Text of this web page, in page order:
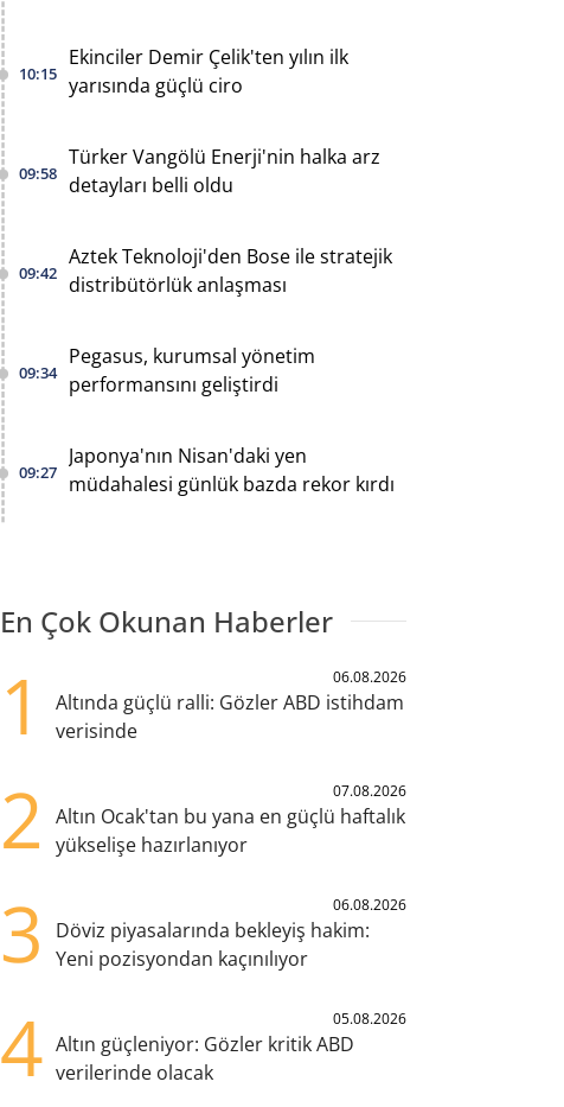
10:15
Ekinciler Demir Çelik'ten yılın ilk
yarısında güçlü ciro
09:58
Türker Vangölü Enerji'nin halka arz
detayları belli oldu
09:42
Aztek Teknoloji'den Bose ile stratejik
distribütörlük anlaşması
09:34
Pegasus, kurumsal yönetim
performansını geliştirdi
09:27
Japonya'nın Nisan'daki yen
müdahalesi günlük bazda rekor kırdı
En Çok Okunan Haberler
1 06.08.2026
Altında güçlü ralli: Gözler ABD istihdam
verisinde
2 07.08.2026
Altın Ocak'tan bu yana en güçlü haftalık
yükselişe hazırlanıyor
3 06.08.2026
Döviz piyasalarında bekleyiş hakim:
Yeni pozisyondan kaçınılıyor
4 05.08.2026
Altın güçleniyor: Gözler kritik ABD
verilerinde olacak